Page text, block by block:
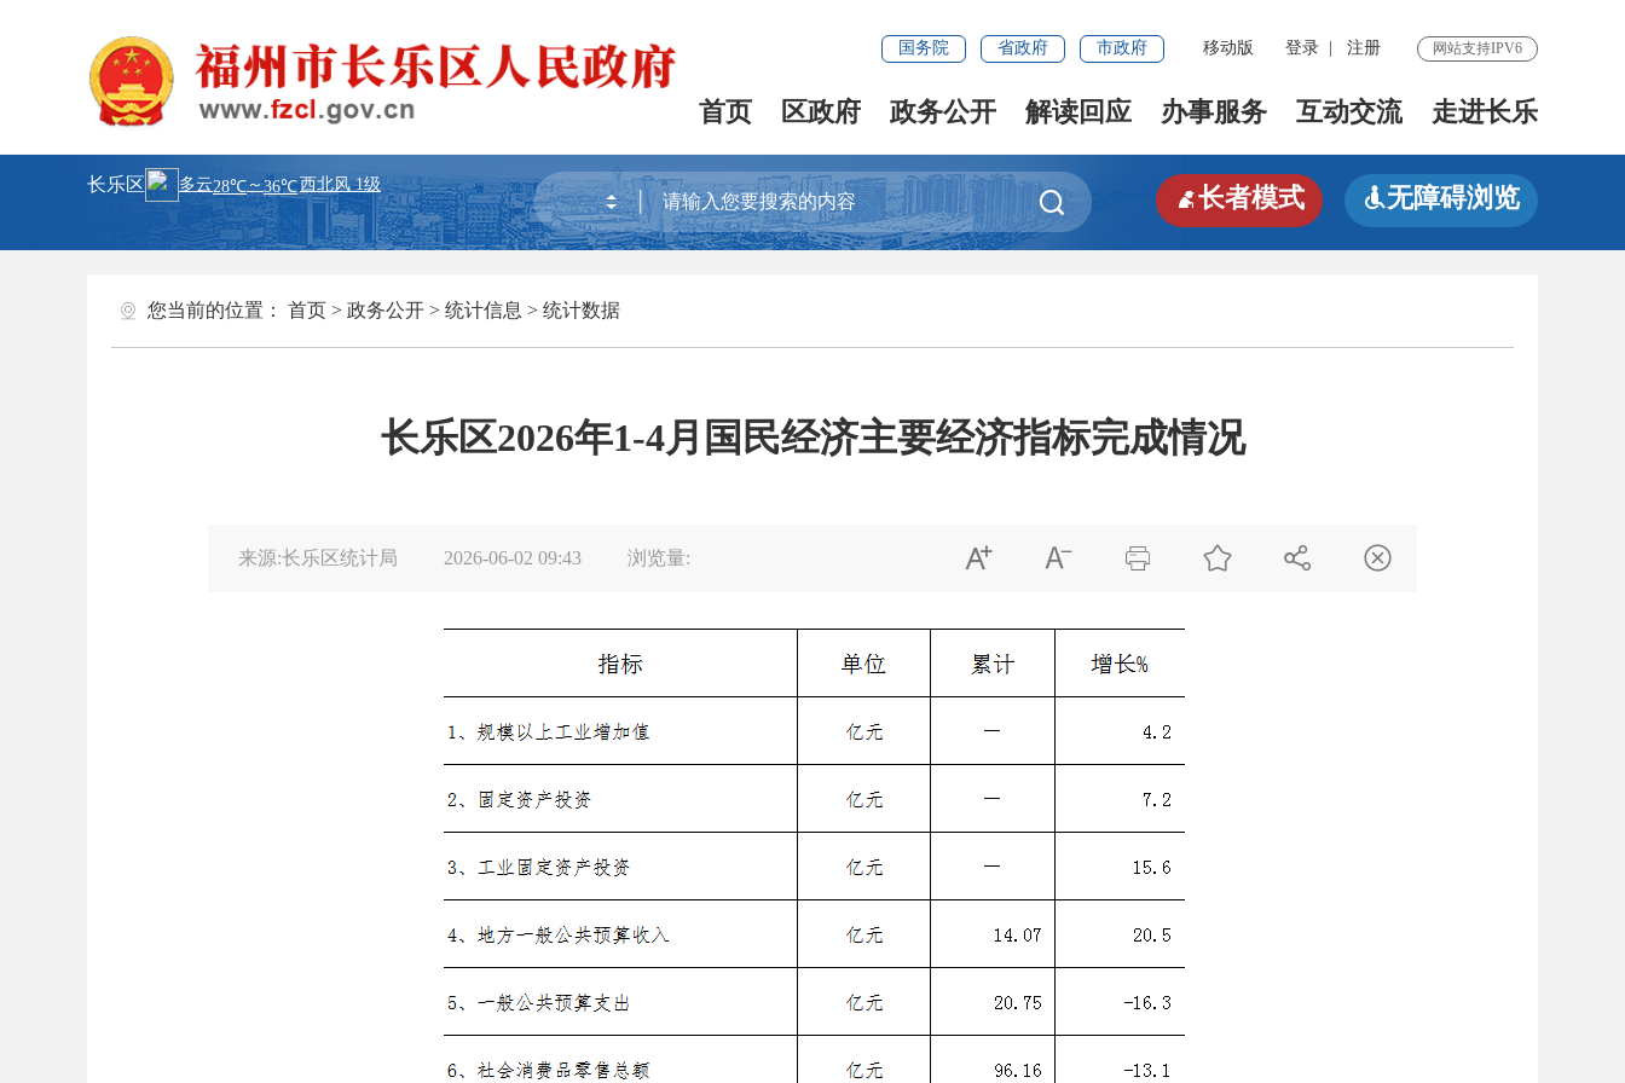
国务院 省政府 市政府 移动版 登录 注册 网站支持IPV6
首页 区政府 政务公开 解读回应 办事服务 互动交流 走进长乐
长乐区
 长者模式 无障碍浏览
您当前的位置： 首页 > 政务公开 > 统计信息 > 统计数据
长乐区2026年1-4月国民经济主要经济指标完成情况
来源:长乐区统计局 2026-06-02 09:43 浏览量:      